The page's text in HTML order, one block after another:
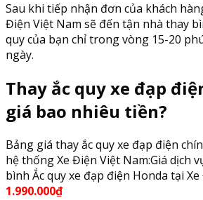
Sau khi tiếp nhận đơn của khách
Điện Việt Nam sẽ đến tận nhà thay
quy của bạn chỉ trong vòng 15-20
ngày.
Thay ắc quy xe đạp
giá bao nhiêu tiền?
Bảng giá thay ắc quy xe đạp điện
hệ thống Xe Điện Việt Nam:Giá dịch
bình Ắc quy xe đạp điện Honda tại
1.990.000₫